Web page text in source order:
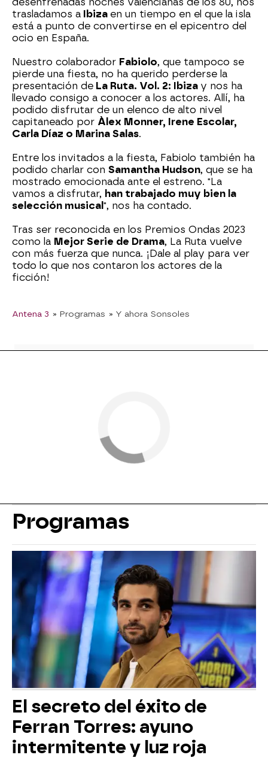
desenfrenadas noches valencianas de los 80, nos
trasladamos a Ibiza en un tiempo en el que la isla
está a punto de convertirse en el epicentro del
ocio en España.
Nuestro colaborador Fabiolo, que tampoco se
pierde una fiesta, no ha querido perderse la
presentación de La Ruta. Vol. 2: Ibiza y nos ha
llevado consigo a conocer a los actores. Allí, ha
podido disfrutar de un elenco de alto nivel
capitaneado por Àlex Monner, Irene Escolar,
Carla Díaz o Marina Salas.
Entre los invitados a la fiesta, Fabiolo también ha
podido charlar con Samantha Hudson, que se ha
mostrado emocionada ante el estreno. "La
vamos a disfrutar, han trabajado muy bien la
selección musical ", nos ha contado.
Tras ser reconocida en los Premios Ondas 2023
como la Mejor Serie de Drama, La Ruta vuelve
con más fuerza que nunca. ¡Dale al play para ver
todo lo que nos contaron los actores de la
ficción!
Antena 3 » Programas » Y ahora Sonsoles
Programas
El secreto del éxito de
Ferran Torres: ayuno
intermitente y luz roja